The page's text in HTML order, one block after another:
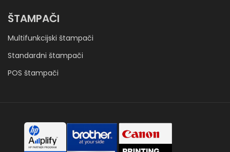
ŠTAMPAČI
Multifunkcijski štampači
Standardni štampači
POS štampači